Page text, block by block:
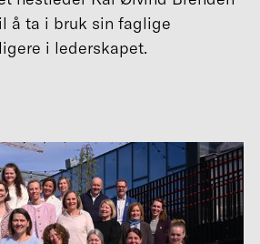
å ta i bruk sin faglige
i lederskapet.